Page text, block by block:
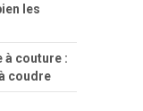
les
à couture :
coudre